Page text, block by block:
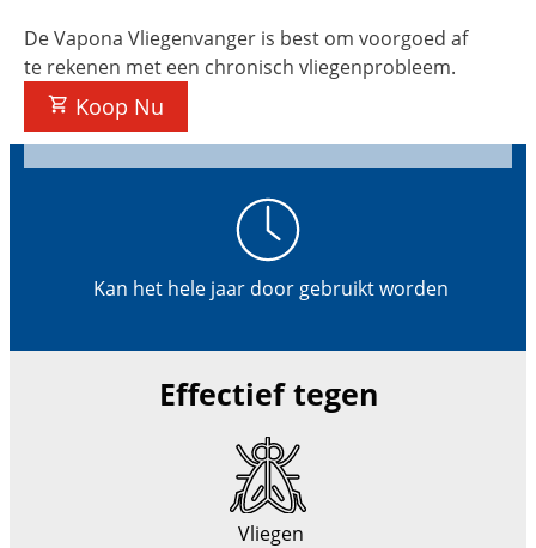
De Vapona Vliegenvanger is best om voorgoed af
te rekenen met een chronisch vliegenprobleem.
Koop Nu
Kan het hele jaar door gebruikt worden
Effectief tegen
Vliegen